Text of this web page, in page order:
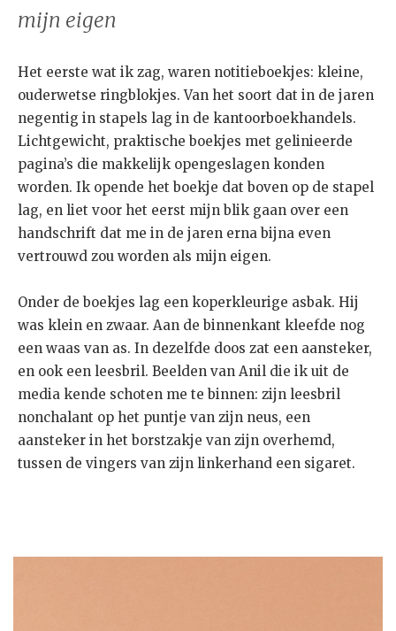
mijn eigen
Het eerste wat ik zag, waren notitieboekjes: kleine,
ouderwetse ringblokjes. Van het soort dat in de jaren
negentig in stapels lag in de kantoorboekhandels.
Lichtgewicht, praktische boekjes met gelinieerde
pagina’s die makkelijk opengeslagen konden
worden. Ik opende het boekje dat boven op de stapel
lag, en liet voor het eerst mijn blik gaan over een
handschrift dat me in de jaren erna bijna even
vertrouwd zou worden als mijn eigen.
Onder de boekjes lag een koperkleurige asbak. Hij
was klein en zwaar. Aan de binnenkant kleefde nog
een waas van as. In dezelfde doos zat een aansteker,
en ook een leesbril. Beelden van Anil die ik uit de
media kende schoten me te binnen: zijn leesbril
nonchalant op het puntje van zijn neus, een
aansteker in het borstzakje van zijn overhemd,
tussen de vingers van zijn linkerhand een sigaret.